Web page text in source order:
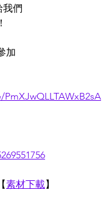
我們
加
【素材下載】